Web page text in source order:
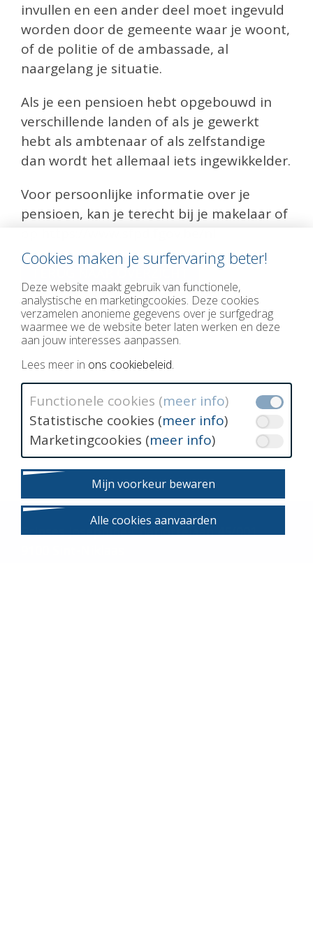
invullen en een ander deel moet ingevuld
worden door de gemeente waar je woont,
of de politie of de ambassade, al
naargelang je situatie.
Als je een pensioen hebt opgebouwd in
verschillende landen of als je gewerkt
hebt als ambtenaar of als zelfstandige
dan wordt het allemaal iets ingewikkelder.
Voor persoonlijke informatie over je
pensioen, kan je terecht bij je makelaar of
TERUG NAAR OVERZICHT
Prinses Josephine-Charlottelaan 45/001
Cookies maken je surfervaring beter!
Deze website maakt gebruik van functionele,
analystische en marketingcookies. Deze cookies
verzamelen anonieme gegevens over je surfgedrag
waarmee we de website beter laten werken en deze
aan jouw interesses aanpassen.
Lees meer in ons cookiebeleid.
Functionele cookies (meer info)
Statistische cookies (meer info)
Marketingcookies (meer info)
Alle cookies aanvaarden
Mijn voorkeur bewaren